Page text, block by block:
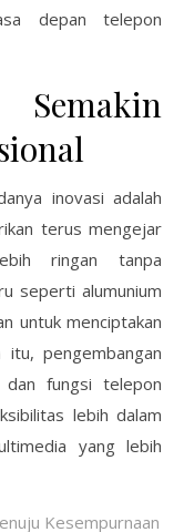
depan telepon
inovasi adalah
terus mengejar
ringan tanpa
seperti alumunium
untuk menciptakan
pengembangan
fungsi telepon
lebih dalam
yang lebih